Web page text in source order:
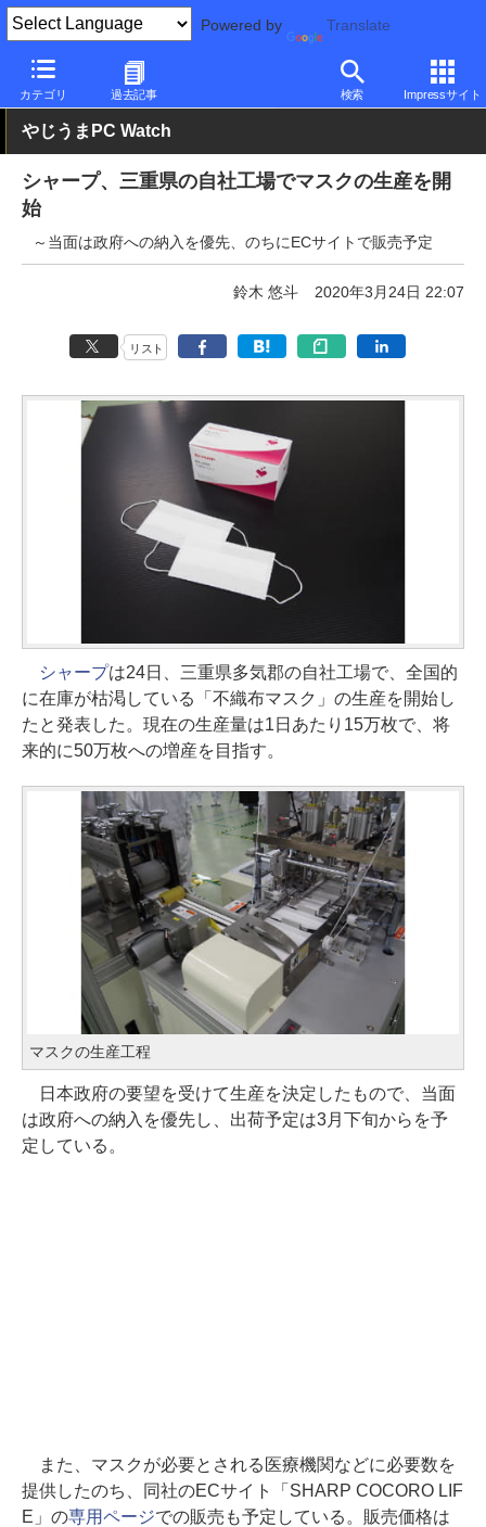
Powered by Translate
カテゴリ 過去記事 検索 Impressサイト
PC Watch 市場 動向
やじうまPC Watch
シャープ、三重県の自社工場でマスクの生産を開
始
～当面は政府への納入を優先、のちにECサイトで販売予定
鈴木 悠斗 2020年3月24日 22:07
リスト
シャープは24日、三重県多気郡の自社工場で、全国的
に在庫が枯渇している「不織布マスク」の生産を開始し
たと発表した。現在の生産量は1日あたり15万枚で、将
来的に50万枚への増産を目指す。
マスクの生産工程
日本政府の要望を受けて生産を決定したもので、当面
は政府への納入を優先し、出荷予定は3月下旬からを予
定している。
また、マスクが必要とされる医療機関などに必要数を
提供したのち、同社のECサイト「SHARP COCORO LIF
E」の専用ページでの販売も予定している。販売価格は